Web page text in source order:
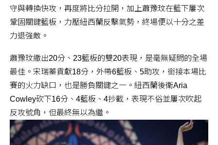
守與轉換快攻，再度將比分拉開，加上蕭豫玟在籃下屢次
鞏固關鍵籃板，力壓紐西蘭反擊氣勢，終場便以十分之差
力退強敵。
蕭豫玟繳出20分、23籃板的雙20表現，是毫無疑問的全場
最佳。宋瑞蓁貢獻18分，外帶6籃板、5助攻，銜接本場比
賽的火力缺口，也是勝負關鍵之一。紐西蘭後衛Aria
Cowley砍下16分、4籃板、4抄截，表現不俗並屢次吹起
反攻號角，但最終無以為繼。